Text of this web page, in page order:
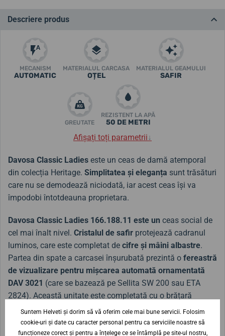
Descriere produs
MECANISM
AUTOMATIC
MATERIALUL CARCASA
OȚEL
MATERIALUL GEAMULUI
SAFIR
GREUTATE
REZISTENT LA APĂ
50 DE METRI
Afișați toți parametrii↓
Davosa Classic Ladies este un ceas de damă atemporal
din colecția Heritage. Simplitatea și eleganța sunt trăsături
care nu se demodează niciodată, iar acest ceas își va
împodobi întotdeauna proprietara.
Davosa Classic Ladies 166.188.11 este un ceas social de
cel mai înalt nivel. Cristalul de safir protejează cadranul
luminos, care este completat de cifre și mâini albastre.
Partea din spate a carcasei înșurubată prezintă o fereastră
de vizualizare pentru mișcarea automată ornamentată
DAV 3021 (care se bazează pe Sellita SW 200 sau ETA
2824). Această unitate este completată cu o brățară
elegantă din oțel. Ceasul este rezistent la apă până la
5ATM.
Suntem Helveti și dorim să vă oferim cele mai bune servicii. Folosim
cookie-uri și date cu caracter personal pentru ca serviciile noastre să
funcționeze corect și pentru a înțelege ce se întâmplă pe site-ul nostru,